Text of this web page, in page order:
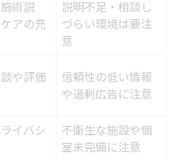
術説
アの充
説明不足・相談し
づらい環境は要注
意
や評価
信頼性の低い情報
や過剰広告に注意
イバシ
不衛生な施設や個
室未完備に注意